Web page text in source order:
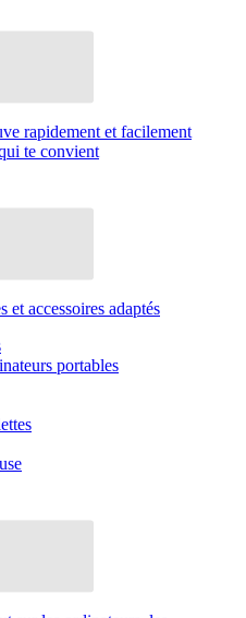
rapidement et facilement
te convient
et accessoires adaptés
portables